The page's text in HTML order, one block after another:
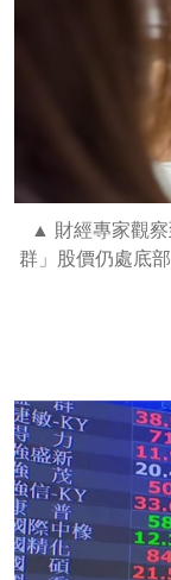
財經專家觀
群」股價仍處底